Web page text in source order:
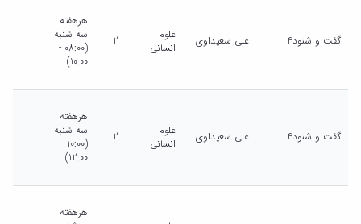
گفت و شنود4 علی سعیداوی
علوم
انسانی
2
هرهفته
سه شنبه
(08:00 -
10:00)
گفت و شنود4 علی سعیداوی
علوم
انسانی
2
هرهفته
سه شنبه
(10:00 -
12:00)
هرهفته